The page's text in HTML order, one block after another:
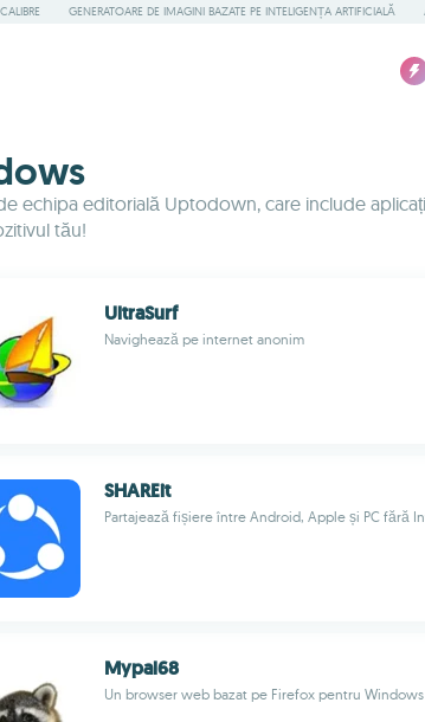
CALIBRE GENERATOARE DE IMAGINI BAZATE PE INTELIGENȚA ARTIFICIALĂ
echipa editorială Uptodown, care include
tău!
UltraSurf
Navighează pe internet anonim
SHAREit
Partajează fișiere între Android, Apple și PC fără
Mypal68
Un browser web bazat pe Firefox pentru Windows